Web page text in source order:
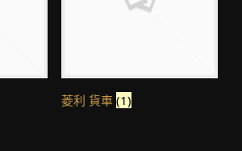
菱利 貨車 (1)